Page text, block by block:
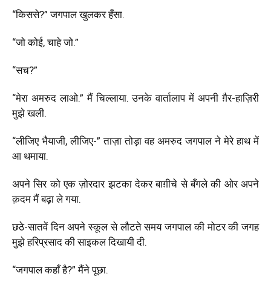
“किससे?” जगपाल खुलकर हँसा.
“जो कोई, चाहे जो.”
“सच?”
“मेरा अमरुद लाओ.” मैं चिल्लाया. उनके वार्तालाप में अपनी ग़ैर-हाज़िरी
मुझे खली.
“लीजिए भैयाजी, लीजिए-” ताज़ा तोड़ा वह अमरुद जगपाल ने मेरे हाथ में
आ थमाया.
अपने सिर को एक ज़ोरदार झटका देकर बाग़ीचे से बँगले की ओर अपने
क़दम मैं बढ़ा ले गया.
छठे-सातवें दिन अपने स्कूल से लौटते समय जगपाल की मोटर की जगह
मुझे हरिप्रसाद की साइकल दिखायी दी.
“जगपाल कहाँ है?” मैंने पूछा.